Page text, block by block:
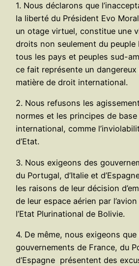
1. Nous déclarons que
la liberté du Président Evo
un otage virtuel, constitue une
droits non seulement du peuple
tous les pays et peuples sud-
ce fait représente un
matière de droit international.
2. Nous refusons les
normes et les principes de
international, comme
d’Etat.
3. Nous exigeons des
du Portugal, d’Italie et
les raisons de leur décision
de leur espace aérien par
l’Etat Plurinational de Bolivie.
4. De même, nous exigeons que
gouvernements de France, du
d’Espagne présentent des